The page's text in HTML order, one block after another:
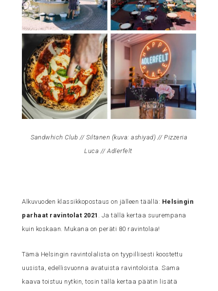
Sandwhich Club // Siltanen (kuva: ashiyad) // Pizzeria
Luca //Adlerfelt
Alkuvuoden klassikkopostaus on jälleen täällä: Helsingin
parhaat ravintolat 2021 . Ja tällä kertaa suurempana
kuin koskaan. Mukana on peräti 80 ravintolaa!
Tämä Helsingin ravintolalista on tyypillisesti koostettu
uusista, edellisvuonna avatuista ravintoloista. Sama
kaava toistuu nytkin, tosin tällä kertaa päätin lisätä